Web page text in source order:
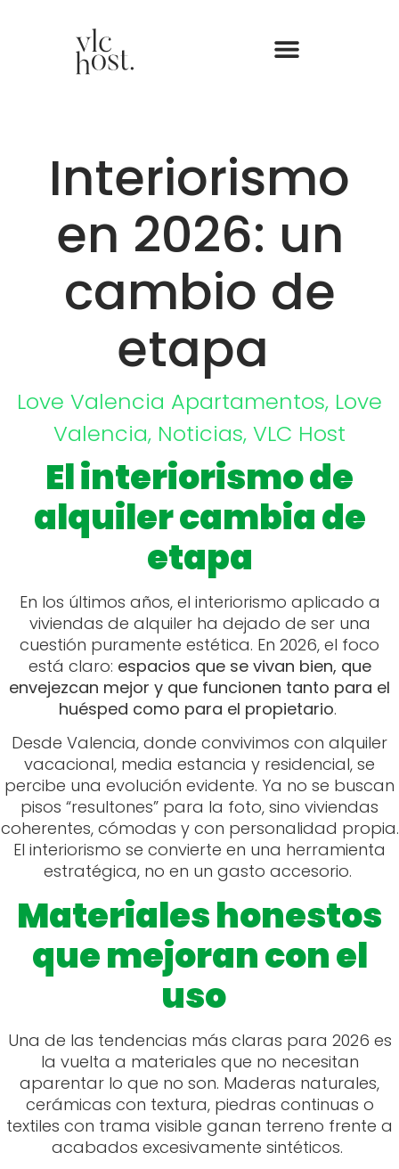
Interiorismo
en 2026: un
cambio de
etapa
Love Valencia Apartamentos, Love
Valencia, Noticias, VLC Host
El interiorismo de
alquiler cambia de
etapa
En los últimos años, el interiorismo aplicado a
viviendas de alquiler ha dejado de ser una
cuestión puramente estética. En 2026, el foco
está claro: espacios que se vivan bien, que
envejezcan mejor y que funcionen tanto para el
huésped como para el propietario.
Desde Valencia, donde convivimos con alquiler
vacacional, media estancia y residencial, se
percibe una evolución evidente. Ya no se buscan
pisos “resultones” para la foto, sino viviendas
coherentes, cómodas y con personalidad propia.
El interiorismo se convierte en una herramienta
estratégica, no en un gasto accesorio.
Materiales honestos
que mejoran con el
uso
Una de las tendencias más claras para 2026 es
la vuelta a materiales que no necesitan
aparentar lo que no son. Maderas naturales,
cerámicas con textura, piedras continuas o
textiles con trama visible ganan terreno frente a
acabados excesivamente sintéticos.